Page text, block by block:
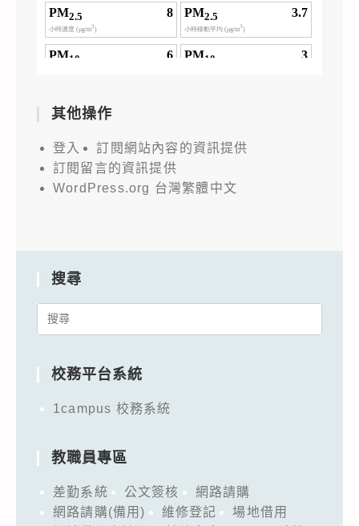
其他操作
登入
訂閱網站內容的資訊提供
訂閱留言的資訊提供
WordPress.org 台灣繁體中文
搜尋
Search
校務平台系統
1campus 校務系統
教職員專區
差勤系統 公文簽核
網路請購
網路請購(備用)
維修登記
場地借用